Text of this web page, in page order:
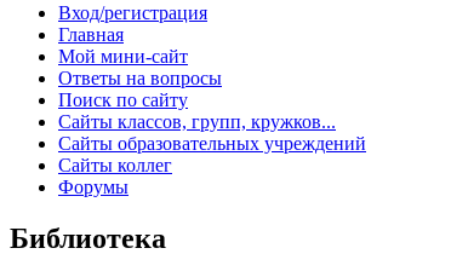
Вход/регистрация
Главная
Мой мини-сайт
Ответы на вопросы
Поиск по сайту
Сайты классов, групп, кружков...
Сайты образовательных учреждений
Сайты коллег
Форумы
Библиотека